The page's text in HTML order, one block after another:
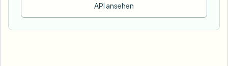
API ansehen